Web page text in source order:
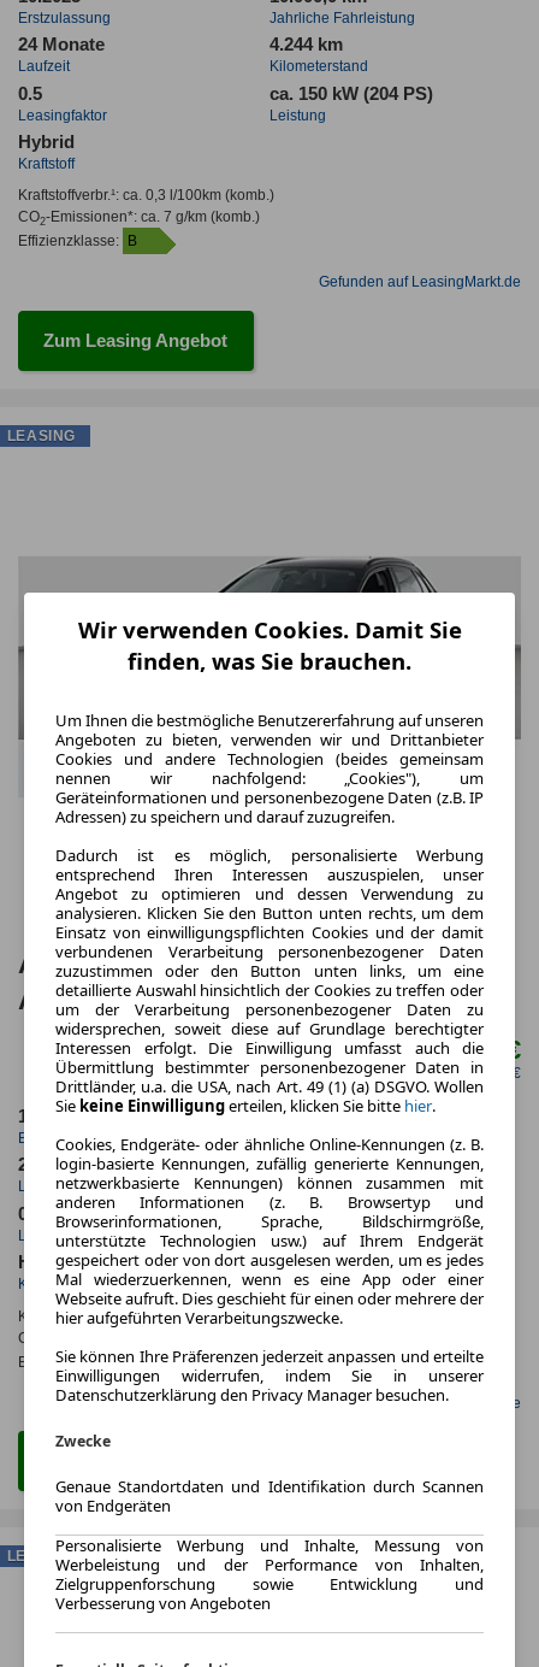
Erstzulassung Jahrliche Fahrleistung
24 Monate
Laufzeit
4.244 km
Kilometerstand
0.5
Leasingfaktor
ca. 150 kW (204 PS)
Leistung
Hybrid
Kraftstoff
Kraftstoffverbr.¹: ca. 0,3 l/100km(komb.)
CO2-Emissionen*: ca. 7 g/km(komb.)
Effizienzklasse:
B
Gefunden auf LeasingMarkt.de
Zum Leasing Angebot
Audi A3 allstreet TFSI e S tr. LED 18
AHK 360 ACC FLA
ab mtl.308,00 €
netto mtl. 258,82 €
10.2025
Erstzulassung
10.000,0 km
Jahrliche Fahrleistung
24 Monate
Laufzeit
5.706 km
Kilometerstand
0.5
Leasingfaktor
ca. 150 kW (204 PS)
Leistung
Hybrid
Kraftstoff
Kraftstoffverbr.¹: ca. 0,3 l/100km(komb.)
CO
Effizienzklasse: B
Gefunden auf LeasingMarkt.de
LEASING
LEASING
Wir verwenden Cookies. Damit Sie
finden, was Sie brauchen.
Um Ihnen die bestmögliche Benutzererfahrung auf unseren
Angeboten zu bieten, verwenden wir und Drittanbieter
Cookies und andere Technologien (beides gemeinsam
nennen wir nachfolgend: „Cookies"), um
Geräteinformationen und personenbezogene Daten (z.B. IP
Adressen) zu speichern und darauf zuzugreifen.
Dadurch ist es möglich, personalisierte Werbung
entsprechend Ihren Interessen auszuspielen, unser
Angebot zu optimieren und dessen Verwendung zu
analysieren. Klicken Sie den Button unten rechts, um dem
Einsatz von einwilligungspflichten Cookies und der damit
verbundenen Verarbeitung personenbezogener Daten
zuzustimmen oder den Button unten links, um eine
detaillierte Auswahl hinsichtlich der Cookies zu treffen oder
um der Verarbeitung personenbezogener Daten zu
widersprechen, soweit diese auf Grundlage berechtigter
Interessen erfolgt. Die Einwilligung umfasst auch die
Übermittlung bestimmter personenbezogener Daten in
Drittländer, u.a. die USA, nach Art. 49 (1) (a) DSGVO. Wollen
Sie keine Einwilligungerteilen, klicken Sie bitte hier.
Cookies, Endgeräte- oder ähnliche Online-Kennungen (z. B.
login-basierte Kennungen, zufällig generierte Kennungen,
netzwerkbasierte Kennungen) können zusammen mit
anderen Informationen (z. B. Browsertyp und
Browserinformationen, Sprache, Bildschirmgröße,
unterstützte Technologien usw.) auf Ihrem Endgerät
gespeichert oder von dort ausgelesen werden, um es jedes
Mal wiederzuerkennen, wenn es eine App oder einer
Webseite aufruft. Dies geschieht für einen oder mehrere der
hier aufgeführten Verarbeitungszwecke.
Sie können Ihre Präferenzen jederzeit anpassen und erteilte
Einwilligungen widerrufen, indem Sie in unserer
Datenschutzerklärung den Privacy Manager besuchen.
Zwecke
Genaue Standortdaten und Identifikation durch Scannen
von Endgeräten
Personalisierte Werbung und Inhalte, Messung von
Werbeleistung und der Performance von Inhalten,
Zielgruppenforschung sowie Entwicklung und
Verbesserung von Angeboten